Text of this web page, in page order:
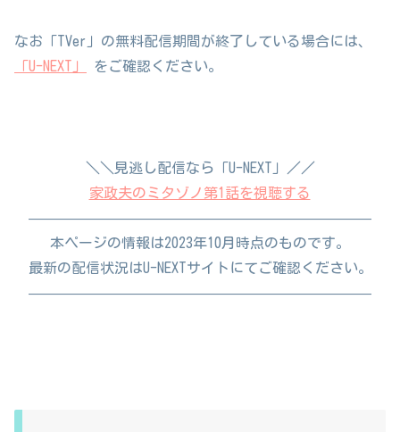
なお「TVer」の無料配信期間が終了している場合には、
「U-NEXT」
をご確認ください。
＼＼見逃し配信なら「U-NEXT」／／
家政夫のミタゾノ第1話を視聴する
————————————————————————
本ページの情報は2023年10月時点のものです。
最新の配信状況はU-NEXTサイトにてご確認ください。
————————————————————————